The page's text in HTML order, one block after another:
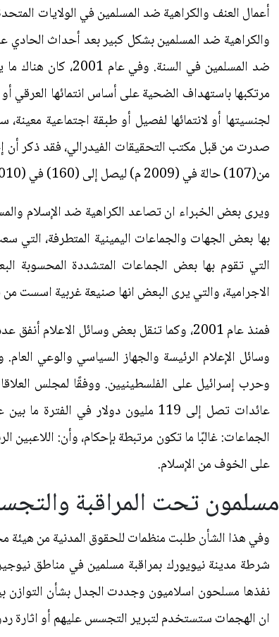
أعمال العنف والكراهية ضد المسلمين في الولايات
مرتكبها باستهداف الضحية على أساس انتمائها العرقي
لجنسيتها أو لانتمائها لفصيل أو طبقة اجتماعية
صدرت من قبل مكتب التحقيقات الفيدرالي، فقد ذكر أن
من(107) حالة في (2009 م) ليصل إلى (160) في (2010م) أي بنسبة 49%.
ويرى بعض الخبراء ان تصاعد الكراهية ضد الإسلام
بها بعض الجهات والجماعات اليمينية المتطرفة،
التي تقوم بها بعض الجماعات المتشددة المحسوبة
الاجرامية، والتي يرى البعض انها صنيعة غربية
فمنذ عام 2001، وكما تنقل بعض وسائل
وسائل الإعلام الرئيسة والجهاز السياسي والوعي
الجماعات: غالبًا ما تكون مرتبطة بإحكام، وأن: اللاعبين
على الخوف من الإسلام.
مسلمون تحت المراقبة
وفي هذا الشأن طلبت منظمات للحقوق المدنية من
شرطة مدينة نيويورك بمراقبة مسلمين في مناطق
نفذها مسلحون اسلاميون وجددت الجدل بشأن التوازن
ان الهجمات ستستخدم لتبرير التجسس عليهم أو اثارة